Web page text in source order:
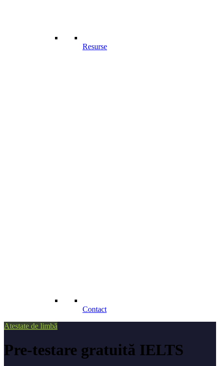
Resurse
Contact
Atestate de limbă
Pre-testare gratuită IELTS